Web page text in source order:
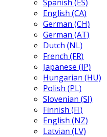
Spanish (ES)
English (CA)
German (CH)
German (AT)
Dutch (NL)
French (FR)
Japanese (JP)
Hungarian (HU)
Polish (PL)
Slovenian (SI)
Finnish (FI)
English (NZ)
Latvian (LV)